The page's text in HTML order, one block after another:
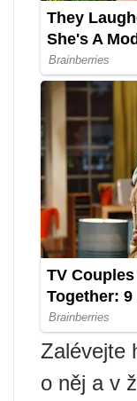
Zalévejte
o něj a v